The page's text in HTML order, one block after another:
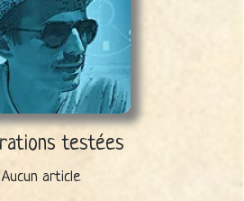
testées
Aucun article